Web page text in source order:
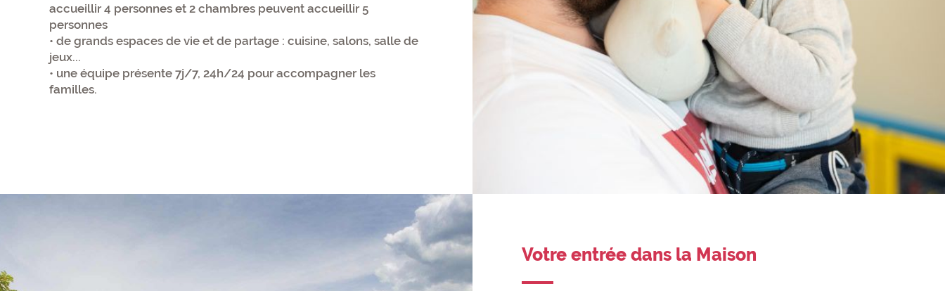
accueillir 4 personnes et 2 chambres peuvent accueillir 5
personnes
• de grands espaces de vie et de partage : cuisine, salons, salle de
jeux...
• une équipe présente 7j/7, 24h/24 pour accompagner les
familles.
Votre entrée dans la Maison